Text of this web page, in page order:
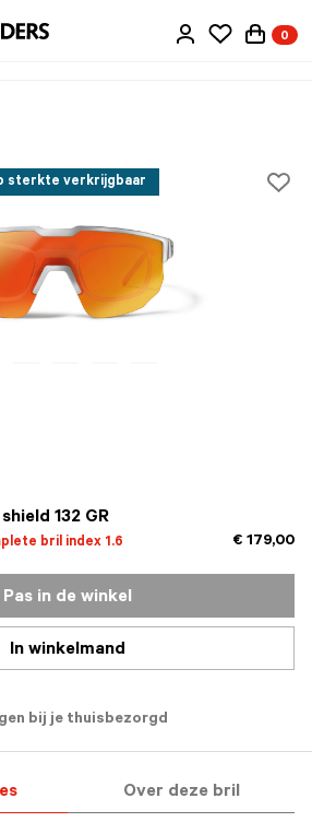
0
sterkte verkrijgbaar
132 GR
bril index 1.6 € 179,00
Pas in de winkel
In winkelmand
bij je thuisbezorgd
Over deze bril